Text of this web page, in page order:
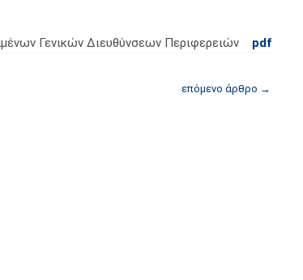
Γενικών Διευθύνσεων Περιφερειών pdf
επόμενο άρθρο →